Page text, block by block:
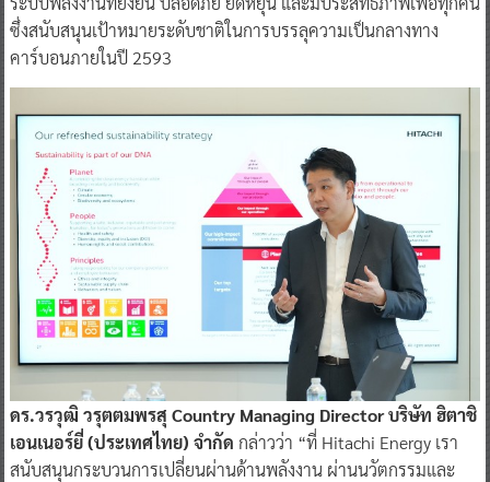
ซึ่งสนับสนุนเป้าหมายระดับชาติในการบรรลุความเป็นกลางทาง
คาร์บอนภายในปี 2593
ดร.วรวุฒิ วรุตตมพรสุ Country Managing Director บริษัท ฮิตาชิ
เอนเนอร์ยี่ (ประเทศไทย) จำกัด กล่าวว่า “ที่ Hitachi Energy เรา
สนับสนุนกระบวนการเปลี่ยนผ่านด้านพลังงาน ผ่านนวัตกรรมและ